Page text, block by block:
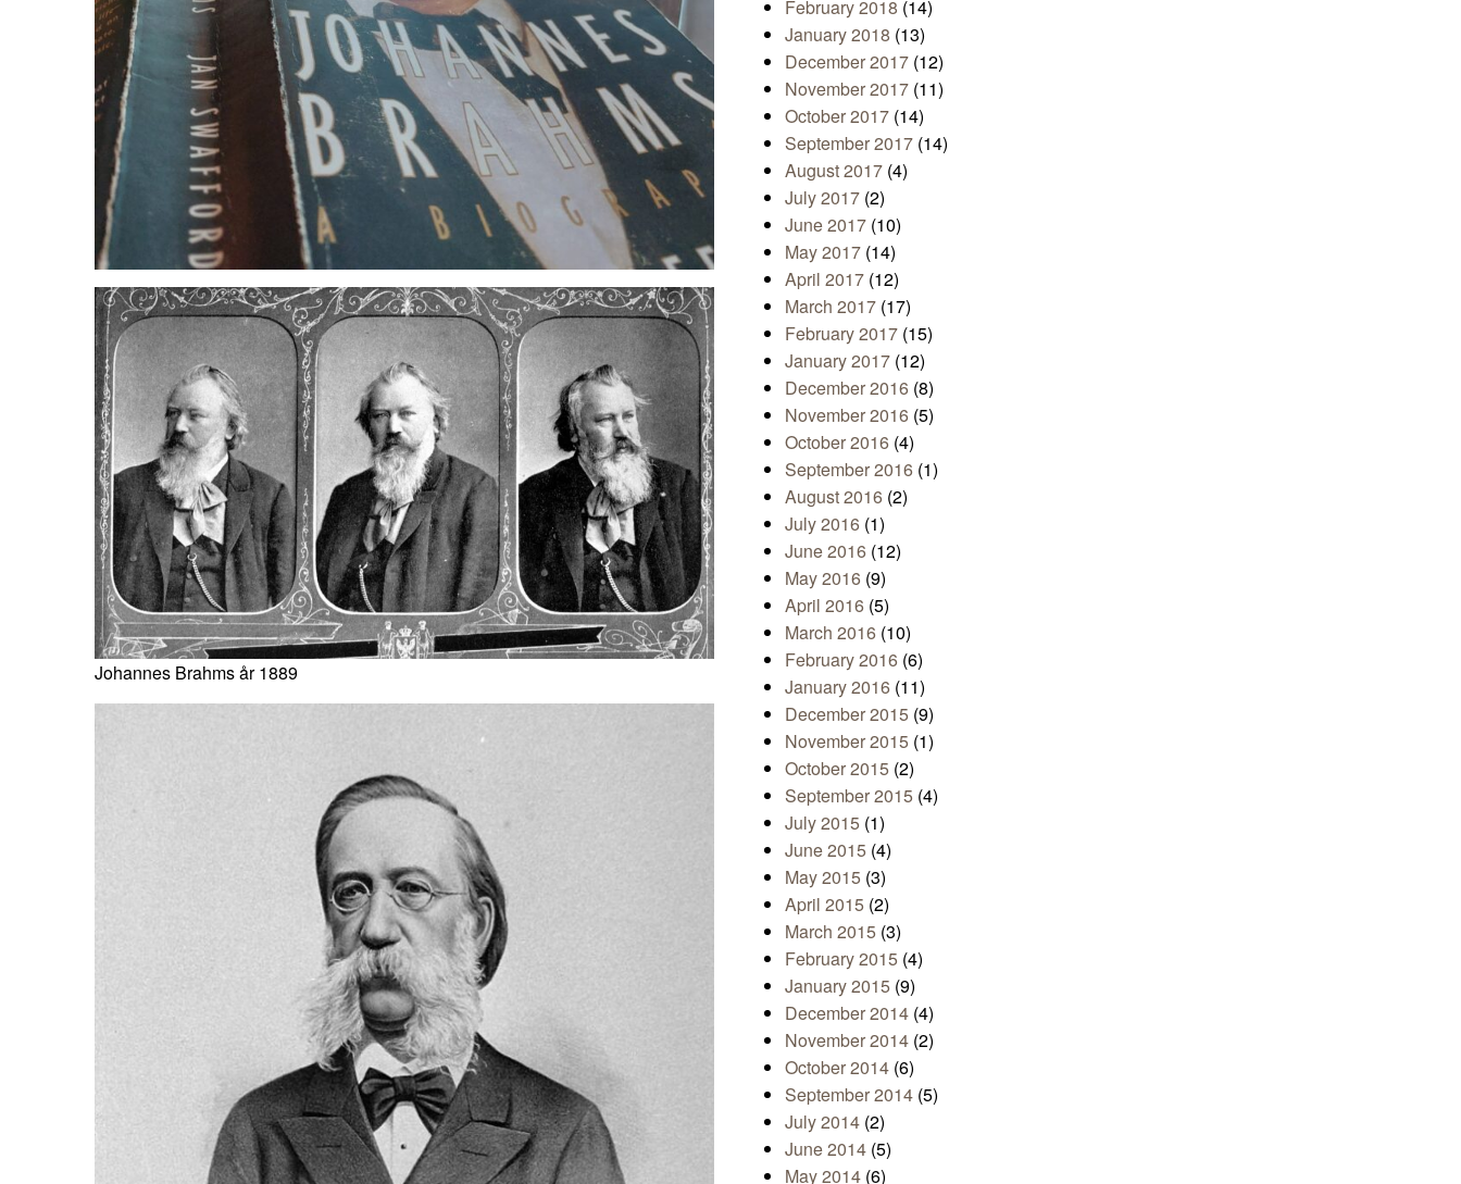
Johannes Brahms år 1889
February 2018 (14)
January 2018 (13)
December 2017 (12)
November 2017 (11)
October 2017 (14)
September 2017 (14)
August 2017 (4)
July 2017 (2)
June 2017 (10)
May 2017 (14)
April 2017 (12)
March 2017 (17)
February 2017 (15)
January 2017 (12)
December 2016 (8)
November 2016 (5)
October 2016 (4)
September 2016 (1)
August 2016 (2)
July 2016 (1)
June 2016 (12)
May 2016 (9)
April 2016 (5)
March 2016 (10)
February 2016 (6)
January 2016 (11)
December 2015 (9)
November 2015 (1)
October 2015 (2)
September 2015 (4)
July 2015 (1)
June 2015 (4)
May 2015 (3)
April 2015 (2)
March 2015 (3)
February 2015 (4)
January 2015 (9)
December 2014 (4)
November 2014 (2)
October 2014 (6)
September 2014 (5)
July 2014 (2)
June 2014 (5)
May 2014 (6)